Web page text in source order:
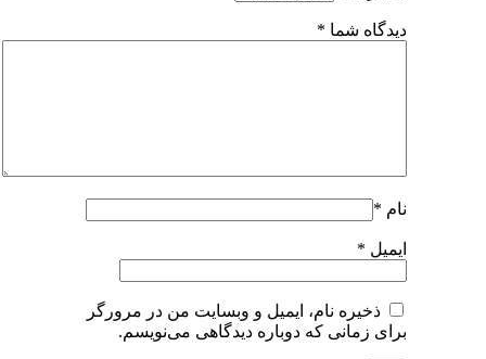
دیدگاه شما *
نام *
ایمیل *
ذخیره نام، ایمیل و وبسایت من در مرورگر
برای زمانی که دوباره دیدگاهی می‌نویسم.